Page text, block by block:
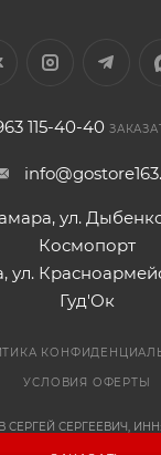
115-40-40
ул.
Космопорт
ул.
Гуд'Ок
УСЛОВИЯ ОФЕРТЫ
СЕРГЕЕВИЧ,